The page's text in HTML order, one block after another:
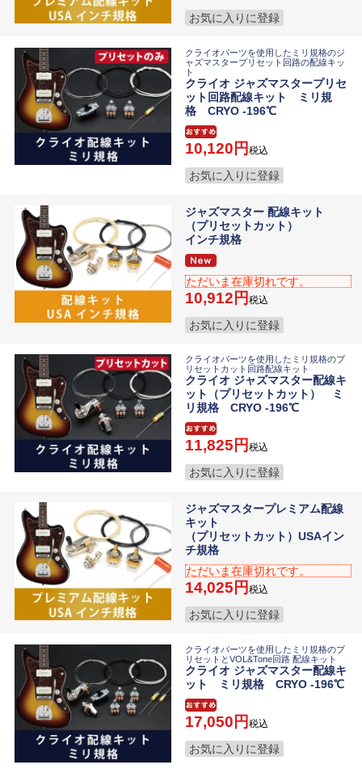
お気に入りに登録
クライオパーツを使用したミリ規格のジ
ャズマスタープリセット回路の配線キッ
ト
クライオ ジャズマスタープリセ
ット回路配線キット ミリ規
格 CRYO -196℃
10,120 税込
お気に入りに登録
ジャズマスター 配線キット
（プリセットカット）
インチ規格
ただいま在庫切れです。
10,912 税込
お気に入りに登録
クライオパーツを使用したミリ規格のプ
リセットカット回路配線キット
クライオ ジャズマスター配線キ
ット（プリセットカット） ミ
リ規格 CRYO -196℃
11,825 税込
お気に入りに登録
ジャズマスタープレミアム配線
キット
（プリセットカット）USAイン
チ規格
ただいま在庫切れです。
14,025 税込
お気に入りに登録
クライオパーツを使用したミリ規格のプ
リセットとVOL&Tone回路 配線キット
クライオ ジャズマスター配線キ
ット ミリ規格 CRYO -196℃
17,050 税込
お気に入りに登録